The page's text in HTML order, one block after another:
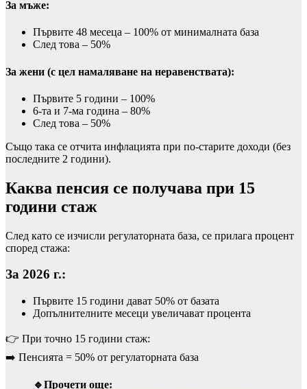
За мъже:
Първите 48 месеца – 100% от минималната база
След това – 50%
За жени (с цел намаляване на неравенствата):
Първите 5 години – 100%
6-та и 7-ма година – 80%
След това – 50%
Също така се отчита инфлацията при по-старите доходи (без
последните 2 години).
Каква пенсия се получава при 15
години стаж
След като се изчисли регулаторната база, се прилага процент
според стажа:
За 2026 г.:
Първите 15 години дават 50% от базата
Допълнителните месеци увеличават процента
👉 При точно 15 години стаж:
➡️ Пенсията = 50% от регулаторната база
🔹Прочети още: